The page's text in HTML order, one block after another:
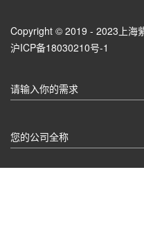
Copyright © 2019 - 2023上海
沪ICP备18030210号-1
请输入你的需求
您的公司全称